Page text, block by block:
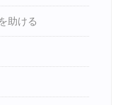
助ける